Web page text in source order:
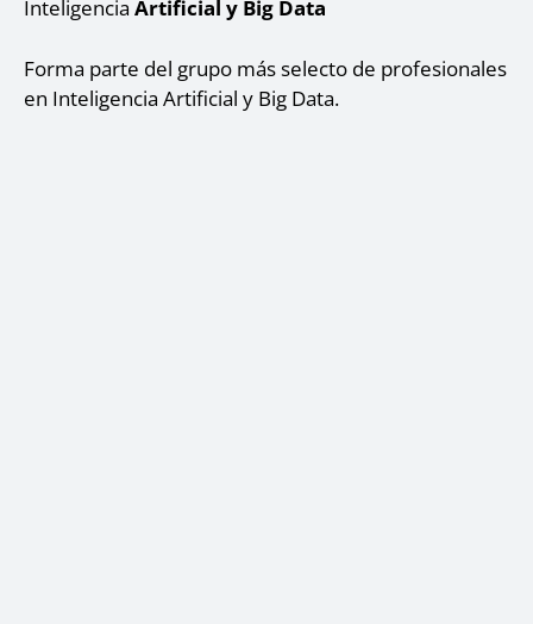
Inteligencia Artificial y Big Data
Forma parte del grupo más selecto de profesionales
en Inteligencia Artificial y Big Data.